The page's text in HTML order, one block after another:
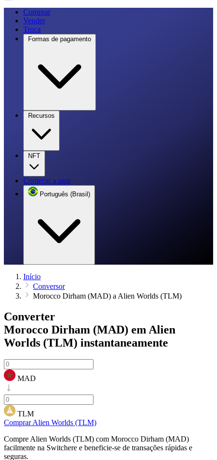
Comprar
Vender
Troca
Formas de pagamento
Recursos
NFT
Começar a usar
Português (Brasil)
Início
Conversor
Morocco Dirham (MAD) a Alien Worlds (TLM)
Converter
Morocco Dirham (MAD) em Alien
Worlds (TLM) instantaneamente
MAD
TLM
Comprar Alien Worlds (TLM)
Compre Alien Worlds (TLM) com Morocco Dirham (MAD)
facilmente na Switchere e beneficie-se de transações rápidas e
seguras.